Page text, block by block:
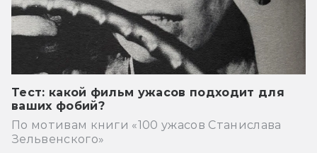
Тест: какой фильм ужасов подходит для
ваших фобий?
По мотивам книги «100 ужасов Станислава
Зельвенского»